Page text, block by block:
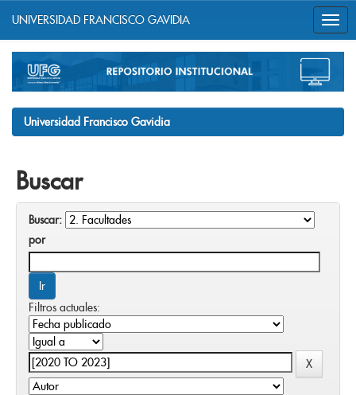
navigation
UNIVERSIDAD FRANCISCO GAVIDIA
Universidad Francisco Gavidia
Buscar
Buscar:
por
Filtros actuales: